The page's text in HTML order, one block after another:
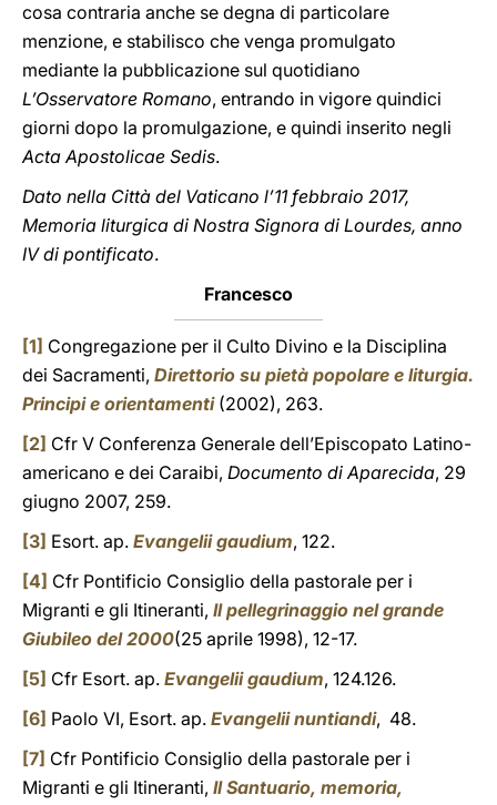
cosa contraria anche se degna di particolare
menzione, e stabilisco che venga promulgato
mediante la pubblicazione sul quotidiano
L’Osservatore Romano, entrando in vigore quindici
giorni dopo la promulgazione, e quindi inserito negli
Acta Apostolicae Sedis.
Dato nella Città del Vaticano l’11 febbraio 2017,
Memoria liturgica di Nostra Signora di Lourdes, anno
IV di pontificato.
Francesco
[1] Congregazione per il Culto Divino e la Disciplina
dei Sacramenti, Direttorio su pietà popolare e liturgia.
Principi e orientamenti(2002), 263.
[2] Cfr V Conferenza Generale dell’Episcopato Latino-
americano e dei Caraibi, Documento di Aparecida, 29
giugno 2007, 259.
[3] Esort. ap. Evangelii gaudium, 122.
[4] Cfr Pontificio Consiglio della pastorale per i
Migranti e gli Itineranti, Il pellegrinaggio nel grande
Giubileo del 2000(25 aprile 1998), 12-17.
[5] Cfr Esort. ap. Evangelii gaudium, 124.126.
[6] Paolo VI, Esort. ap. Evangelii nuntiandi, 48.
[7] Cfr Pontificio Consiglio della pastorale per i
Migranti e gli Itineranti, Il Santuario, memoria,